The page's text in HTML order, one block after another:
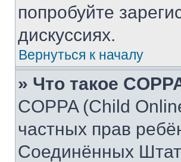
попробуйте
дискуссиях.
Вернуться к началу
» Что такое
COPPA (Child
частных прав
Соединённых